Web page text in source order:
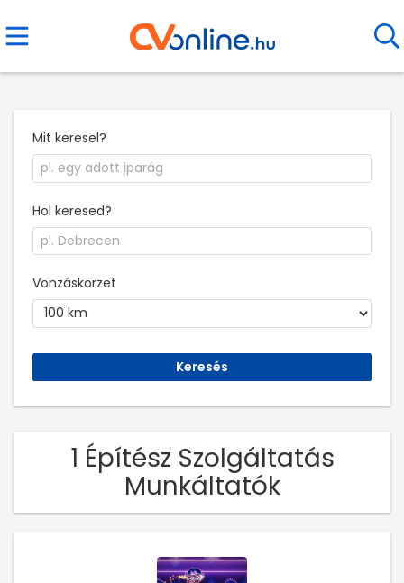
Mit keresel?
Hol keresed?
Vonzáskörzet
1 Építész Szolgáltatás
Munkáltatók